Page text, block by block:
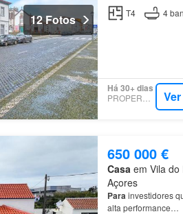
12 Fotos
T4
4
Há 30+ dias
650 000 €
Casa em Vila do
Açores
Parainvestidores
alta performance…